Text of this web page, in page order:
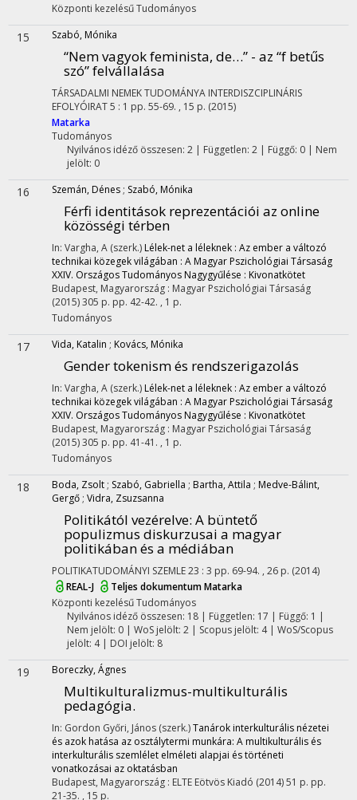
Központi kezelésűTudományos
15 Szabó, Mónika
“Nem vagyok feminista, de…” - az “f betűs
szó” felvállalása
TÁRSADALMI NEMEK TUDOMÁNYA INTERDISZCIPLINÁRIS
EFOLYÓIRAT5 : 1 pp. 55-69. , 15 p. (2015)
Matarka
Tudományos
Nyilvános idéző összesen: 2| Független: 2 | Függő: 0 | Nem
jelölt: 0
16 Szemán, Dénes ; Szabó, Mónika
Férfi identitások reprezentációi az online
közösségi térben
In: Vargha, A (szerk.) Lélek-net a léleknek : Az ember a változó
technikai közegek világában : A Magyar Pszichológiai Társaság
XXIV. Országos Tudományos Nagygyűlése : Kivonatkötet
Budapest, Magyarország : Magyar Pszichológiai Társaság
(2015)305 p. pp. 42-42. , 1 p.
Tudományos
17 Vida, Katalin ; Kovács, Mónika
Gender tokenism és rendszerigazolás
In: Vargha, A (szerk.) Lélek-net a léleknek : Az ember a változó
technikai közegek világában : A Magyar Pszichológiai Társaság
XXIV. Országos Tudományos Nagygyűlése : Kivonatkötet
Budapest, Magyarország : Magyar Pszichológiai Társaság
(2015)305 p. pp. 41-41. , 1 p.
Tudományos
18 Boda, Zsolt ; Szabó, Gabriella ; Bartha, Attila ; Medve-Bálint,
Gergő ; Vidra, Zsuzsanna
Politikától vezérelve: A büntető
populizmus diskurzusai a magyar
politikában és a médiában
POLITIKATUDOMÁNYI SZEMLE23 : 3 pp. 69-94. , 26 p. (2014)
REAL-J
Teljes dokumentumMatarka
Központi kezelésűTudományos
Nyilvános idéző összesen: 18| Független: 17 | Függő: 1 |
Nem jelölt: 0 | WoS jelölt: 2 | Scopus jelölt: 4 | WoS/Scopus
jelölt: 4 | DOI jelölt: 8
19 Boreczky, Ágnes
Multikulturalizmus-multikulturális
pedagógia.
In: Gordon Győri, János (szerk.)Tanárok interkulturális nézetei
és azok hatása az osztálytermi munkára: A multikulturális és
interkulturális szemlélet elméleti alapjai és történeti
vonatkozásai az oktatásban
Budapest, Magyarország : ELTE Eötvös Kiadó (2014)51 p. pp.
21-35. , 15 p.